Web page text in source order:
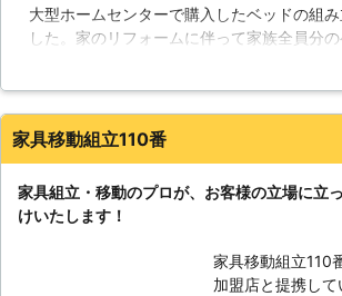
歴史ある家具を移
にも、家具本体、
よう慎重に作業
の組立や移動は、
軽には頼めない、
大型ホームセンターで購入したベッドの組
した。家のリフォームに伴って家族全員分
買ったので、場所の管理だけでも大変でと
ん作業を進めて頂き、さすがプロの方だなと
み立ての他に設置までもしていただき、悩み
栃木県 小山市
家具移動組立110番
家具組立・移動のプロが、お客様の立場に立
けいたします！
家具移動組立110
加盟店と提携し